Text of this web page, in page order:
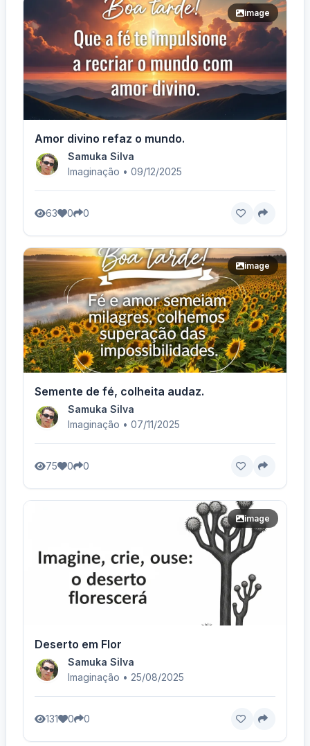
image
Amor divino refaz o mundo.
Samuka Silva
Imaginação • 09/12/2025
63 0 0
image
Semente de fé, colheita audaz.
Samuka Silva
Imaginação • 07/11/2025
75 0 0
image
Deserto em Flor
Samuka Silva
Imaginação • 25/08/2025
131 0 0